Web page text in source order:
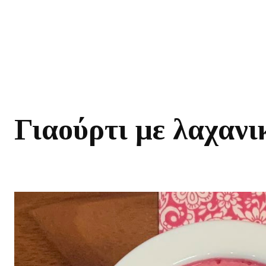
Γιαούρτι με